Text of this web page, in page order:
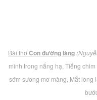
Bài thơCon đường làng
mình trong nắng hạ, Tiếng
sớm sương mơ màng, Mắt long